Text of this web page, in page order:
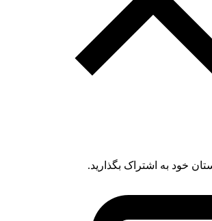
خود به اشتراک بگذارید.